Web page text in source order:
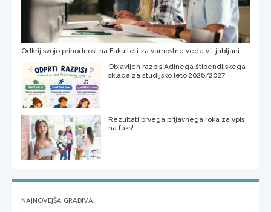
Odkrij svojo prihodnost na Fakulteti za varnostne vede v Ljubljani
Objavljen razpis Adinega štipendijskega
sklada za študijsko leto 2026/2027
Rezultati prvega prijavnega roka za vpis
na faks!
NAJNOVEJŠA GRADIVA